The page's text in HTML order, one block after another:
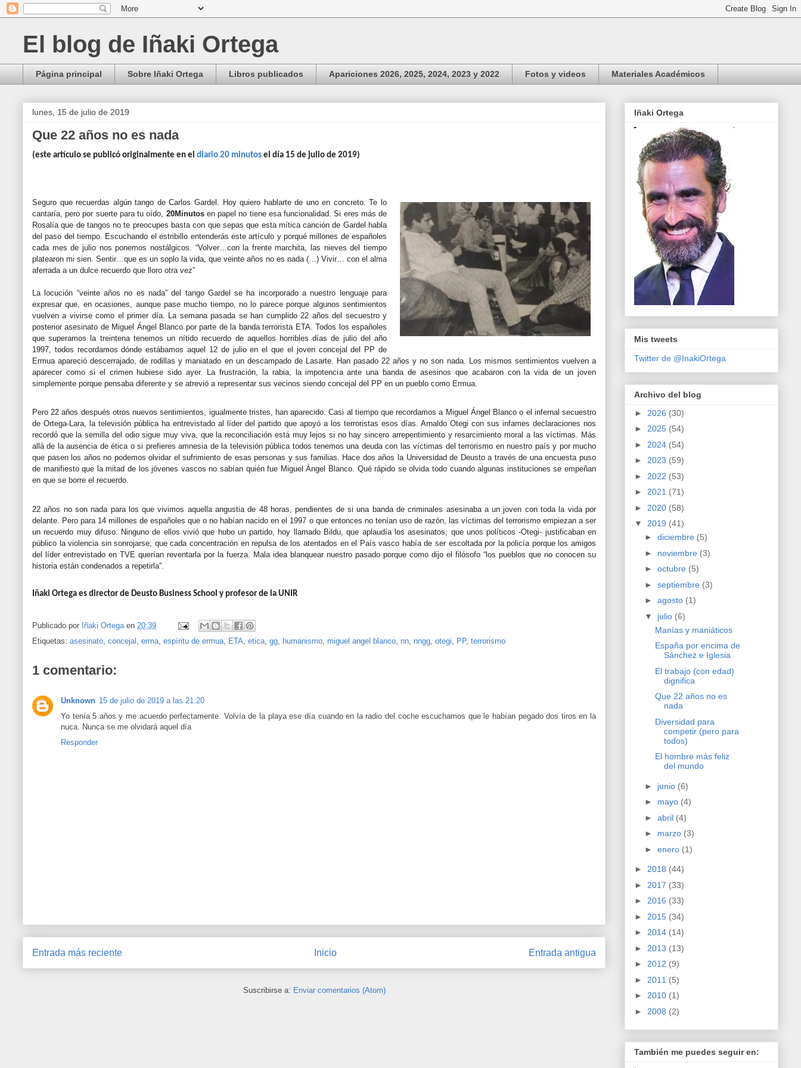
El blog de Iñaki Ortega
Página principal Sobre Iñaki Ortega Libros publicados Apariciones 2026, 2025, 2024, 2023 y 2022 Fotos y videos Materiales Académicos
lunes, 15 de julio de 2019
Que 22 años no es nada
(este artículo se publicó originalmente en el diario 20 minutos el día 15 de julio de 2019)
Seguro que recuerdas algún tango de Carlos Gardel. Hoy quiero hablarte de uno en concreto. Te lo
cantaría, pero por suerte para tu oído, 20Minutosen papel no tiene esa funcionalidad. Si eres más de
Rosalía que de tangos no te preocupes basta con que sepas que esta mítica canción de Gardel habla
del paso del tiempo. Escuchando el estribillo entenderás este artículo y porqué millones de españoles
cada mes de julio nos ponemos nostálgicos. “Volver…con la frente marchita, las nieves del tiempo
platearon mi sien. Sentir…que es un soplo la vida, que veinte años no es nada (…) Vivir… con el alma
aferrada a un dulce recuerdo que lloro otra vez”
La locución “veinte años no es nada” del tango Gardel se ha incorporado a nuestro lenguaje para
expresar que, en ocasiones, aunque pase mucho tiempo, no lo parece porque algunos sentimientos
vuelven a vivirse como el primer día. La semana pasada se han cumplido 22 años del secuestro y
posterior asesinato de Miguel Ángel Blanco por parte de la banda terrorista ETA. Todos los españoles
que superamos la treintena tenemos un nítido recuerdo de aquellos horribles días de julio del año
1997, todos recordamos dónde estábamos aquel 12 de julio en el que el joven concejal del PP de
Ermua apareció descerrajado, de rodillas y maniatado en un descampado de Lasarte. Han pasado 22 años y no son nada. Los mismos sentimientos vuelven a
aparecer como si el crimen hubiese sido ayer. La frustración, la rabia, la impotencia ante una banda de asesinos que acabaron con la vida de un joven
simplemente porque pensaba diferente y se atrevió a representar sus vecinos siendo concejal del PP en un pueblo como Ermua.
Pero 22 años después otros nuevos sentimientos, igualmente tristes, han aparecido. Casi al tiempo que recordamos a Miguel Ángel Blanco o el infernal secuestro
de Ortega-Lara, la televisión pública ha entrevistado al líder del partido que apoyó a los terroristas esos días. Arnaldo Otegi con sus infames declaraciones nos
recordó que la semilla del odio sigue muy viva, que la reconciliación está muy lejos si no hay sincero arrepentimiento y resarcimiento moral a las víctimas. Más
allá de la ausencia de ética o si prefieres amnesia de la televisión pública todos tenemos una deuda con las víctimas del terrorismo en nuestro país y por mucho
que pasen los años no podemos olvidar el sufrimiento de esas personas y sus familias. Hace dos años la Universidad de Deusto a través de una encuesta puso
de manifiesto que la mitad de los jóvenes vascos no sabían quién fue Miguel Ángel Blanco. Qué rápido se olvida todo cuando algunas instituciones se empeñan
en que se borre el recuerdo.
22 años no son nada para los que vivimos aquella angustia de 48 horas, pendientes de si una banda de criminales asesinaba a un joven con toda la vida por
delante. Pero para 14 millones de españoles que o no habían nacido en el 1997 o que entonces no tenían uso de razón, las víctimas del terrorismo empiezan a ser
un recuerdo muy difuso. Ninguno de ellos vivió que hubo un partido, hoy llamado Bildu, que aplaudía los asesinatos; que unos políticos -Otegi- justificaban en
público la violencia sin sonrojarse; que cada concentración en repulsa de los atentados en el País vasco había de ser escoltada por la policía porque los amigos
del líder entrevistado en TVE querían reventarla por la fuerza. Mala idea blanquear nuestro pasado porque como dijo el filósofo “los pueblos que no conocen su
historia están condenados a repetirla”.
Iñaki Ortega es director de Deusto Business School y profesor de la UNIR
Publicado por Iñaki Ortega en 20:39
Etiquetas: asesinato, concejal , erma, espíritu de ermua, ETA, etica, gg, humanismo, miguel angel blanco, nn, nngg, otegi, PP, terrorismo
1 comentario:
Unknown 15 de julio de 2019 a las 21:20
Yo tenía 5 años y me acuerdo perfectamente. Volvía de la playa ese día cuando en la radio del coche escuchamos que le habían pegado dos tiros en la
nuca. Nunca se me olvidará aquel día
Responder
Entrada más reciente Entrada antigua
Inicio
Suscribirse a: Enviar comentarios (Atom)
Iñaki Ortega
Mis tweets
Twitter de @InakiOrtega
Archivo del blog
► 2026 (30)
► 2025 (54)
► 2024 (54)
► 2023 (59)
► 2022 (53)
► 2021 (71)
► 2020 (58)
▼ 2019 (41)
► diciembre (5)
► noviembre (3)
► octubre (5)
► septiembre (3)
► agosto (1)
▼ julio (6)
Manías y maniáticos
España por encima de
Sánchez e Iglesia
El trabajo (con edad)
dignifica
Que 22 años no es
nada
Diversidad para
competir (pero para
todos)
El hombre más feliz
del mundo
► junio (6)
► mayo (4)
► abril (4)
► marzo (3)
► enero (1)
► 2018 (44)
► 2017 (33)
► 2016 (33)
► 2015 (34)
► 2014 (14)
► 2013 (13)
► 2012 (9)
► 2011 (5)
► 2010 (1)
► 2008 (2)
También me puedes seguir en: